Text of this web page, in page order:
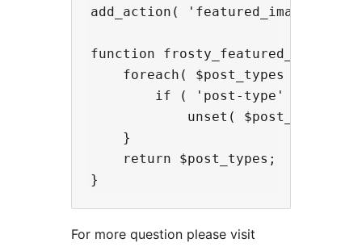
add_action(
function
foreach( $post_types as $key
if ( 'post-type' ===
unset(
    }
    return $post_types;
For more question please visit